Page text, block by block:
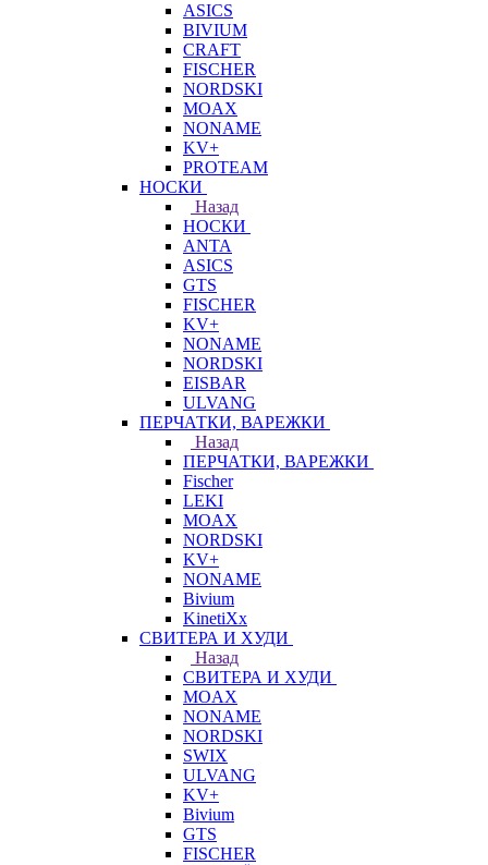
ASICS
BIVIUM
CRAFT
FISCHER
NORDSKI
MOAX
NONAME
KV+
PROTEAM
НОСКИ
Назад
НОСКИ
ANTA
ASICS
GTS
FISCHER
KV+
NONAME
NORDSKI
EISBAR
ULVANG
ПЕРЧАТКИ, ВАРЕЖКИ
Назад
ПЕРЧАТКИ, ВАРЕЖКИ
Fischer
LEKI
MOAX
NORDSKI
KV+
NONAME
Bivium
KinetiXx
СВИТЕРА И ХУДИ
Назад
СВИТЕРА И ХУДИ
MOAX
NONAME
NORDSKI
SWIX
ULVANG
KV+
Bivium
GTS
FISCHER